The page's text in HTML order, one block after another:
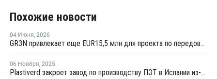
Похожие новости
04 Июня, 2026
GR3N привлекает еще EUR15,5 млн для проекта по передовой переработке ПЭТ в Испании
06 Ноября, 2025
Plastiverd закроет завод по производству ПЭТ в Испании из-за высоких издержек и дешевого импорта